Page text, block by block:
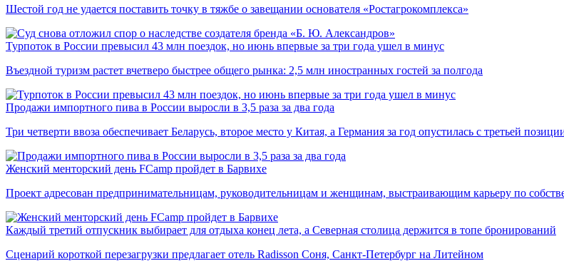
Шестой год не удается поставить точку в тяжбе о завещании основателя «Ростагрокомплекса»
Турпоток в России превысил 43 млн поездок, но июнь впервые за три года ушел в минус
Въездной туризм растет вчетверо быстрее общего рынка: 2,5 млн иностранных гостей за полгода
Продажи импортного пива в России выросли в 3,5 раза за два года
Три четверти ввоза обеспечивает Беларусь, второе место у Китая, а Германия за год опустилась с третьей
Женский менторский день FCamp пройдет в Барвихе
Проект адресован предпринимательницам, руководительницам и женщинам, выстраивающим карьеру по
Каждый третий отпускник выбирает для отдыха конец лета, а Северная столица держится в топе бронирований
Сценарий короткой перезагрузки предлагает отель Radisson Соня, Санкт-Петербург на Литейном